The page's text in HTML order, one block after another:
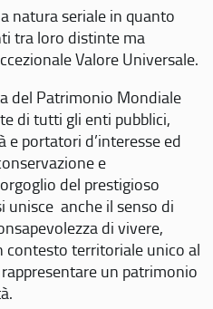
natura seriale in quanto
tra loro distinte ma
Valore Universale.
del Patrimonio Mondiale
di tutti gli enti pubblici,
portatori d’interesse ed
e
del prestigioso
unisce anche il senso di
di vivere,
contesto territoriale unico al
un patrimonio